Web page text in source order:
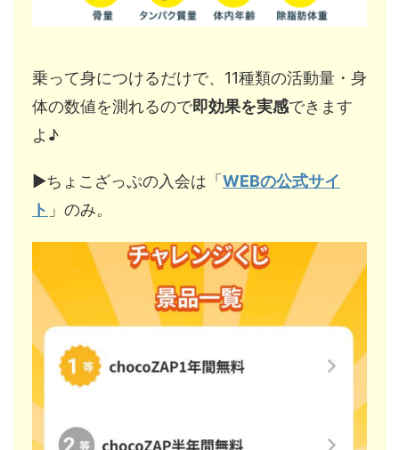
乗って身につけるだけで、11種類の活動量・身
体の数値を測れるので即効果を実感できます
よ♪
▶︎ちょこざっぷの入会は「WEBの公式サイ
ト 」のみ。